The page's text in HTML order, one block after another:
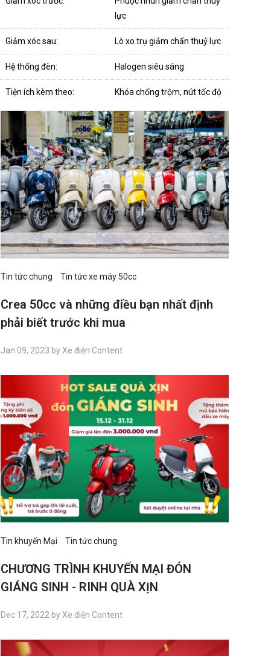
lực
Giảm xóc sau: Lò xo trụ giảm chấn thuỷ lực
Hệ thống đèn: Halogen siêu sáng
Tiện ích kèm theo: Khóa chống trộm, nút tốc độ
Tin tức chung Tin tức xe máy 50cc
Crea 50cc và những điều bạn nhất định
phải biết trước khi mua
Jan 09, 2023 by Xe điện Content
Tin khuyến Mại Tin tức chung
CHƯƠNG TRÌNH KHUYẾN MẠI ĐÓN
GIÁNG SINH - RINH QUÀ XỊN
Dec 17, 2022 by Xe điện Content